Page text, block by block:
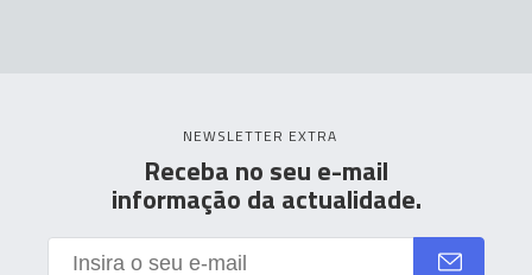
NEWSLETTER EXTRA
Receba no seu e-mail
informação da actualidade.